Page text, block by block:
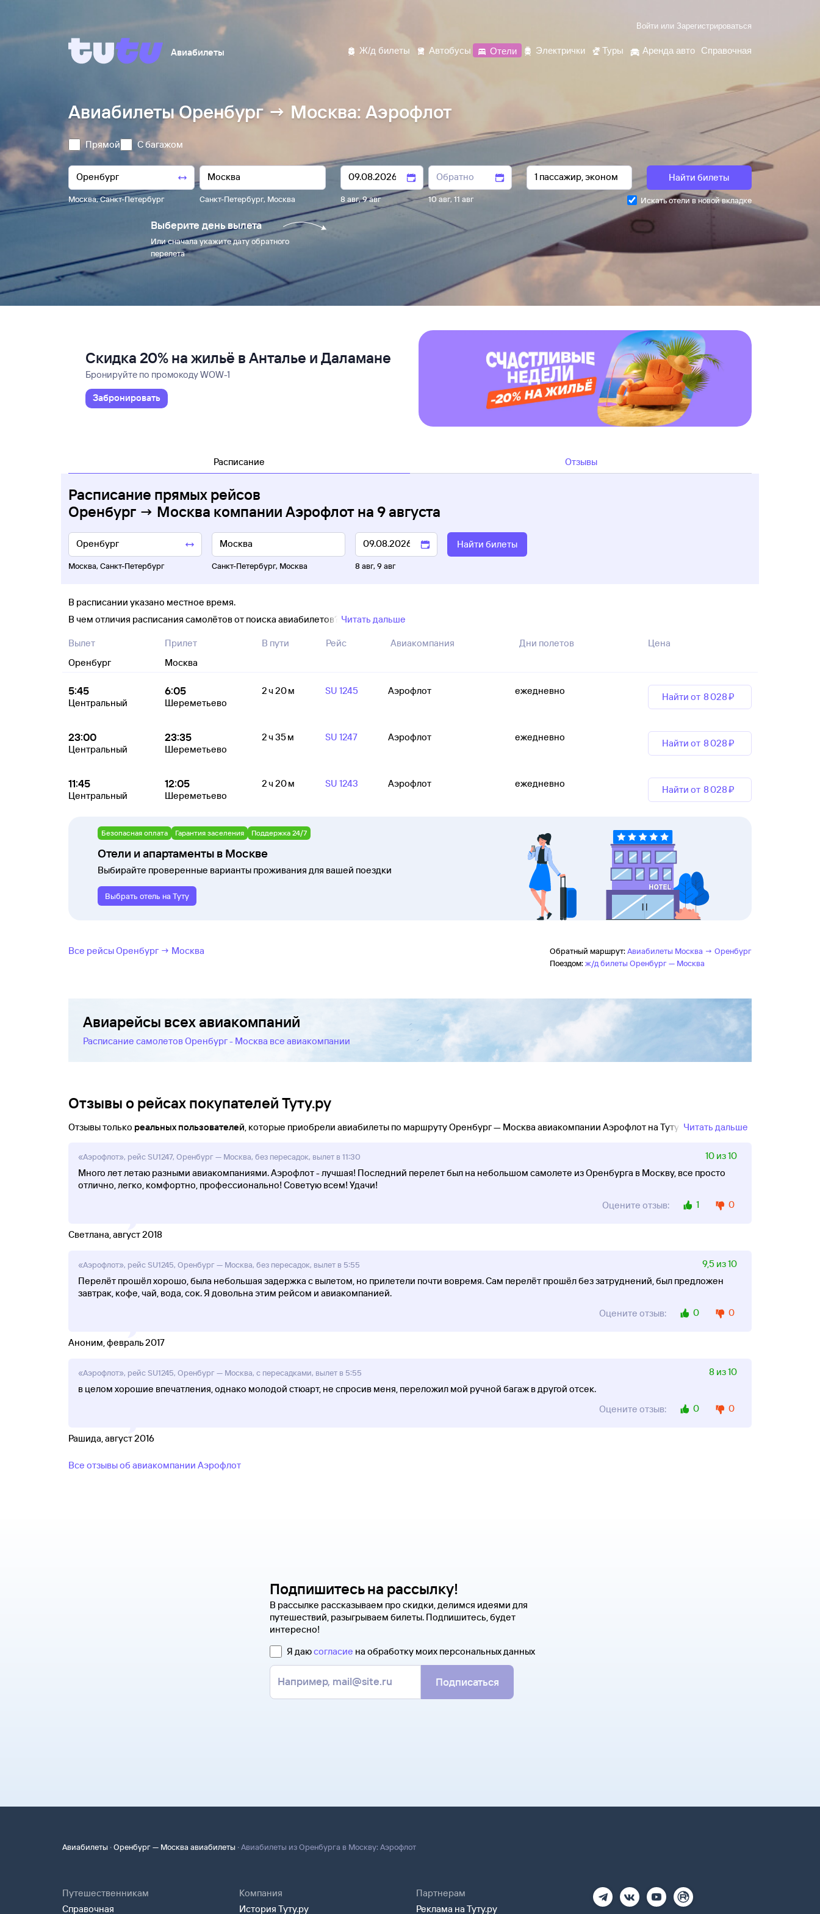
Войти или Зарегистрироваться
Авиабилеты Ж/д билеты Автобусы Отели Электрички Туры Аренда авто Справочная
Авиабилеты Оренбург → Москва: Аэрофлот
Прямой С багажом
Москва,Санкт-Петербург Санкт-Петербург, Москва 8 авг,9 авг 10 авг,11 авг
Найти билеты
Искать отели в новой вкладке
Выберите день вылета
Или сначала укажите дату обратного
перелета
Скидка 20% на жильё в Анталье и Даламане
Бронируйте по промокоду WOW-1
Забронировать
Расписание Отзывы
Расписание прямых рейсов
Оренбург → Москва компании Аэрофлот на 9 августа
Москва, Санкт-Петербург Санкт-Петербург, Москва 8 авг, 9 авг
Найти билеты
В расписании указано местное время.
В чем отличия расписания самолётов от поиска авиабилетов? Читать дальше
Вылет
Оренбург
Прилет
Москва
В пути Рейс Авиакомпания Дни полетов Цена
5:45
Центральный
6:05
Шереметьево
2 ч 20 м SU 1245 Аэрофлот ежедневно
Найти от 8 ⁠028 ⁠₽
23:00
Центральный
23:35
Шереметьево
2 ч 35 м SU 1247 Аэрофлот ежедневно
Найти от 8 ⁠028 ⁠₽
11:45
Центральный
12:05
Шереметьево
2 ч 20 м SU 1243 Аэрофлот ежедневно
Найти от 8 ⁠028 ⁠₽
Безопасная оплата Гарантия заселения Поддержка 24/7
Отели и апартаменты в Москве
Выбирайте проверенные варианты проживания для вашей поездки
Выбрать отель на Туту
Все рейсы Оренбург → Москва Обратный маршрут:Авиабилеты Москва → Оренбург
Поездом:ж/д билеты Оренбург — Москва
Авиарейсы всех авиакомпаний
Расписание самолетов Оренбург - Москва все авиакомпании
Отзывы о рейсах покупателей Туту.ру
Отзывы только реальных пользователей, которые приобрели авиабилеты по маршруту Оренбург — Москва авиакомпании Аэрофлот на Туту! Читать дальше
«Аэрофлот», рейс SU1247, Оренбург — Москва, без пересадок, вылет в 11:30
10 из 10
Много лет летаю разными авиакомпаниями. Аэрофлот - лучшая! Последний перелет был на небольшом самолете из Оренбурга в Москву, все просто
отлично, легко, комфортно, профессионально! Советую всем! Удачи!
Оцените отзыв:
1 0
Светлана, август 2018
«Аэрофлот», рейс SU1245, Оренбург — Москва, без пересадок, вылет в 5:55
9,5 из 10
Перелёт прошёл хорошо, была небольшая задержка с вылетом, но прилетели почти вовремя. Сам перелёт прошёл без затруднений, был предложен
завтрак, кофе, чай, вода, сок. Я довольна этим рейсом и авиакомпанией.
Оцените отзыв:
0 0
Аноним, февраль 2017
«Аэрофлот», рейс SU1245, Оренбург — Москва, с пересадками, вылет в 5:55
8 из 10
в целом хорошие впечатления, однако молодой стюарт, не спросив меня, переложил мой ручной багаж в другой отсек.
Оцените отзыв:
0 0
Рашида, август 2016
Все отзывы об авиакомпании Аэрофлот
Подпишитесь на рассылку!
В рассылке рассказываем про скидки, делимся идеями для
путешествий, разыгрываем билеты. Подпишитесь, будет
интересно!
Я даюсогласие на обработку моих персональных данных
Подписаться
Авиабилеты ·Оренбург — Москва авиабилеты ·Авиабилеты из Оренбурга в Москву: Аэрофлот
Путешественникам
Справочная
Компания
История Туту.ру
Партнерам
Реклама на Туту.ру